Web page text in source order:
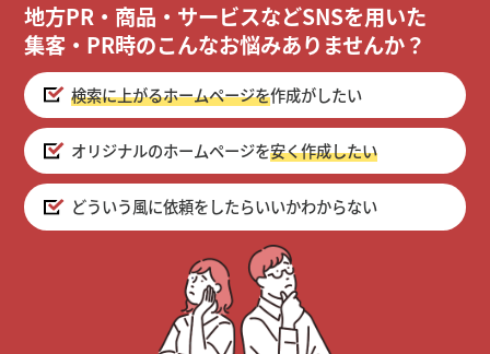
地方PR・商品・サービスなどSNSを用いた
集客・PR時のこんなお悩みありませんか？
検索に上がるホームページを作成がしたい
オリジナルのホームページを安く作成したい
どういう風に依頼をしたらいいかわからない